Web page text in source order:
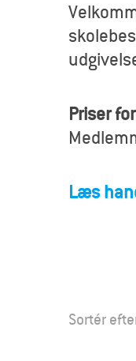
l
e
o
g
o
l
Priser
Læs
Sortér